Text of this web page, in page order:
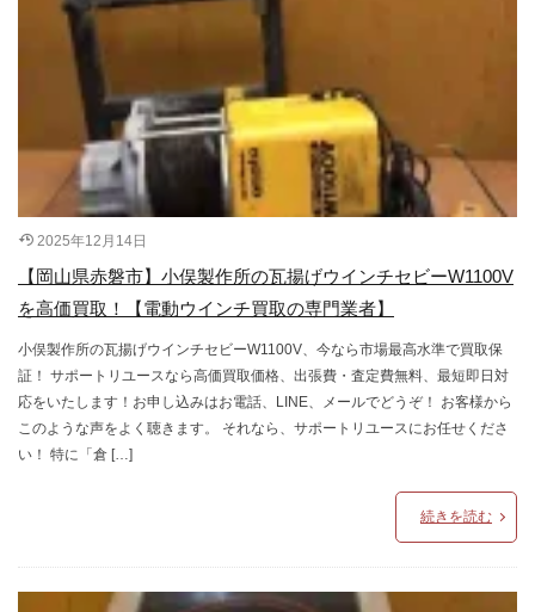
2025年12月14日
【岡山県赤磐市】小俣製作所の瓦揚げウインチセビーW1100V
を高価買取！【電動ウインチ買取の専門業者】
小俣製作所の瓦揚げウインチセビーW1100V、今なら市場最高水準で買取保
証！ サポートリユースなら高価買取価格、出張費・査定費無料、最短即日対
応をいたします！お申し込みはお電話、LINE、メールでどうぞ！ お客様から
このような声をよく聴きます。 それなら、サポートリユースにお任せくださ
い！ 特に「倉 […]
続きを読む